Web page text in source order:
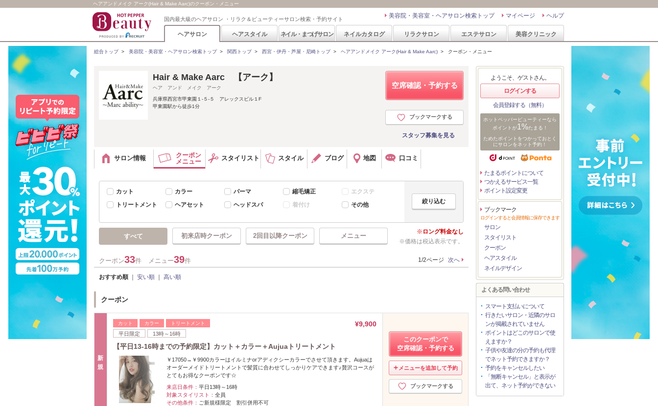
ヘアアンドメイク アーク(Hair & Make Aarc)のクーポン・メニュー
国内最大級のヘアサロン ・リラク＆ビューティーサロン検索・予約サイト ヘルプ
マイページ
美容院・美容室・ヘアサロン検索トップ
ヘアサロン ヘアスタイル ネイル・まつげサロン ネイルカタログ リラクサロン エステサロン 美容クリニック
総合トップ> 美容院・美容室・ヘアサロン検索トップ> 関西トップ> 西宮・伊丹・芦屋・尼崎トップ> ヘアアンドメイク アーク(Hair & Make Aarc) > クーポン・メニュー
空席確認・予約する
ブックマークする
スタッフ募集を見る
Hair & Make Aarc 【アーク】
ヘア アンド メイク アーク
兵庫県西宮市甲東園１‐５‐５ アレックスビル１F
甲東園駅から徒歩1分
サロン情報
クーポン
メニュー
スタイリスト スタイル ブログ 地図 口コミ
カット カラー パーマ 縮毛矯正
エクステ
トリートメント
ヘアセット ヘッドスパ 着付け その他
すべて 初来店時クーポン 2回目以降クーポン メニュー
ロング料金なし
価格は税込表示です。
クーポン33件 メニュー39件 1/2ページ 次へ
おすすめ順 ｜ 安い順 ｜ 高い順
クーポン
新
規
カット カラー トリートメント
平日限定 13時～16時
¥9,900
【平日13-16時までの予約限定】カット＋カラー＋Aujuaトリートメント
￥17050→￥9900カラーはイルミナorアディクシーカラーでさせて頂きます。Aujuaは
オーダーメイドトリートメントで髪質に合わせてしっかりケアできます♪贅沢コースが
とてもお得なクーポンです☆
来店日条件： 平日13時～16時
対象スタイリスト： 全員
その他条件： ご新規様限定 割引併用不可
このクーポンで
空席確認・予約する
メニューを追加して予約
ブックマークする
ようこそ、ゲストさん。
ログインする
会員登録する（無料）
ホットペッパービューティーなら
ポイントが1%たまる！
ためたポイントをつかっておとく
にサロンをネット予約！
たまるポイントについて
つかえるサービス一覧
ポイント設定変更
ブックマーク
ログインすると会員情報に保存できます
サロン
スタイリスト
クーポン
ヘアスタイル
ネイルデザイン
よくある問い合わせ
スマート支払いについて
行きたいサロン・近隣のサロ
ンが掲載されていません
ポイントはどこのサロンで使
えますか？
子供や友達の分の予約も代理
でネット予約できますか？
予約をキャンセルしたい
「無断キャンセル」と表示が
出て、ネット予約ができない